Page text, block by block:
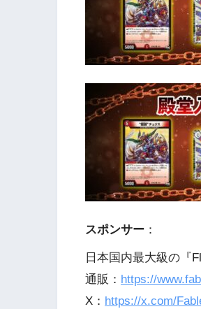
スポンサー ：
日本国内最大級の『
通販： https://
X： https://x.com/